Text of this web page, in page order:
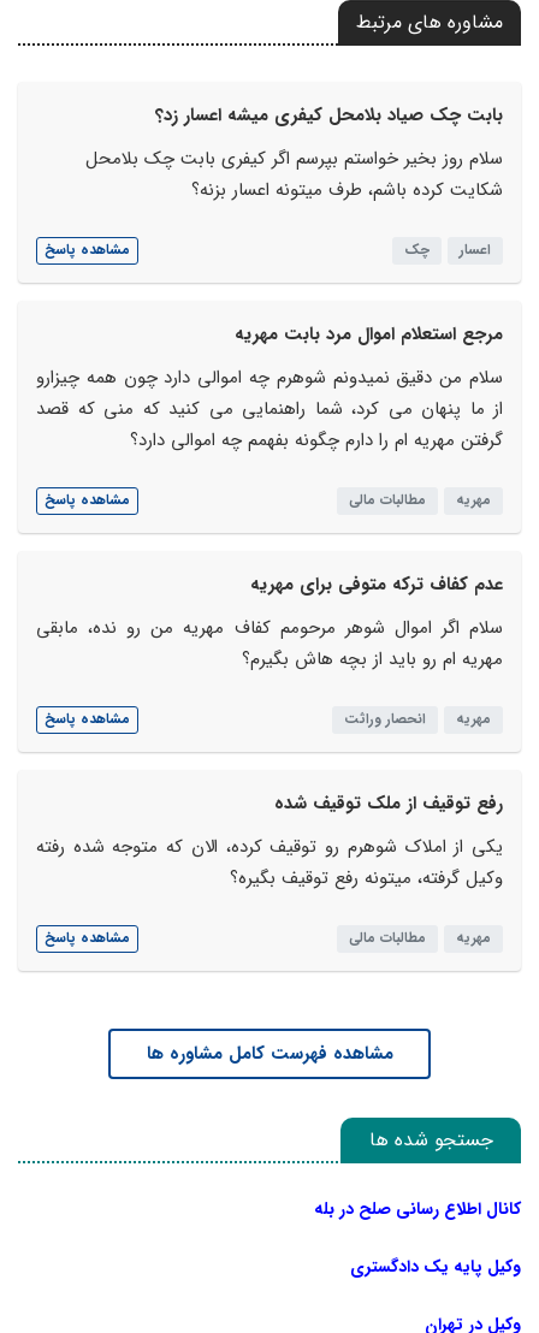
مشاوره های مرتبط
بابت چک صیاد بلامحل کیفری میشه اعسار زد؟
سلام روز بخیر خواستم بپرسم اگر کیفری بابت چک بلامحل
شکایت کرده باشم، طرف میتونه اعسار بزنه؟
اعسار چک مشاهده پاسخ
مرجع استعلام اموال مرد بابت مهریه
سلام من دقیق نمیدونم شوهرم چه اموالی دارد چون همه چیزارو
از ما پنهان می کرد، شما راهنمایی می کنید که منی که قصد
گرفتن مهریه ام را دارم چگونه بفهمم چه اموالی دارد؟
مهریه مطالبات مالی مشاهده پاسخ
عدم کفاف ترکه متوفی برای مهریه
سلام اگر اموال شوهر مرحومم کفاف مهریه من رو نده، مابقی
مهریه ام رو باید از بچه هاش بگیرم؟
مهریه انحصار وراثت مشاهده پاسخ
رفع توقیف از ملک توقیف شده
یکی از املاک شوهرم رو توقیف کرده، الان که متوجه شده رفته
وکیل گرفته، میتونه رفع توقیف بگیره؟
مهریه مطالبات مالی مشاهده پاسخ
مشاهده فهرست کامل مشاوره ها
جستجو شده ها
کانال اطلاع رسانی صلح در بله
وکیل پایه یک دادگستری
وکیل در تهران